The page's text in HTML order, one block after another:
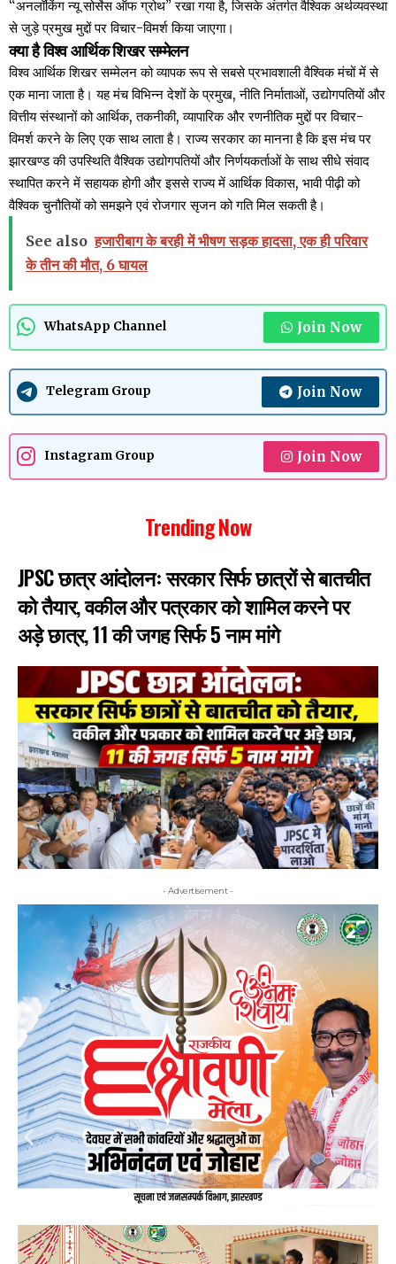
“अनलॉकिंग न्यू सोर्सेस ऑफ ग्रोथ” रखा गया है, जिसके अंतर्गत वैश्विक अर्थव्यवस्था
से जुड़े प्रमुख मुद्दों पर विचार-विमर्श किया जाएगा।
क्या है विश्व आर्थिक शिखर सम्मेलन
विश्व आर्थिक शिखर सम्मेलन को व्यापक रूप से सबसे प्रभावशाली वैश्विक मंचों में से
एक माना जाता है। यह मंच विभिन्न देशों के प्रमुख, नीति निर्माताओं, उद्योगपतियों और
वित्तीय संस्थानों को आर्थिक, तकनीकी, व्यापारिक और रणनीतिक मुद्दों पर विचार-
विमर्श करने के लिए एक साथ लाता है। राज्य सरकार का मानना ​​है कि इस मंच पर
झारखण्ड की उपस्थिति वैश्विक उद्योगपतियों और निर्णयकर्ताओं के साथ सीधे संवाद
स्थापित करने में सहायक होगी और इससे राज्य में आर्थिक विकास, भावी पीढ़ी को
वैश्विक चुनौतियों को समझने एवं रोजगार सृजन को गति मिल सकती है।
See also हजारीबाग के बरही में भीषण सड़क हादसा, एक ही परिवार
के तीन की मौत, 6 घायल
WhatsApp Channel Join Now
Telegram Group Join Now
Instagram Group Join Now
Trending Now
JPSC छात्र आंदोलनः सरकार सिर्फ छात्रों से बातचीत
को तैयार, वकील और पत्रकार को शामिल करने पर
अड़े छात्र, 11 की जगह सिर्फ 5 नाम मांगे
- Advertisement -